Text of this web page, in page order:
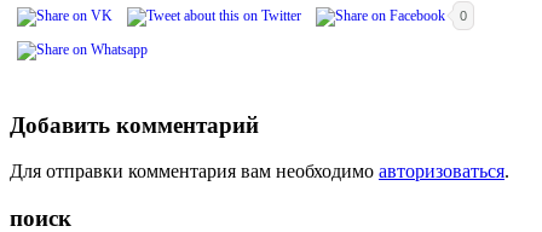
0
Добавить комментарий
Для отправки комментария вам необходимо авторизоваться.
поиск